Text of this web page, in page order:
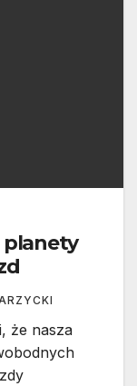
planety
że nasza